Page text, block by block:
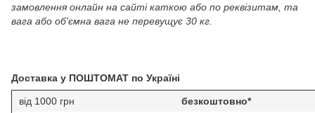
замовлення онлайн на сайті каткою або по реквізитам, та
вага або об'ємна вага не перевущує 30 кг.
Доставка у ПОШТОМАТ по Україні
від 1000 грн
безкоштовно*